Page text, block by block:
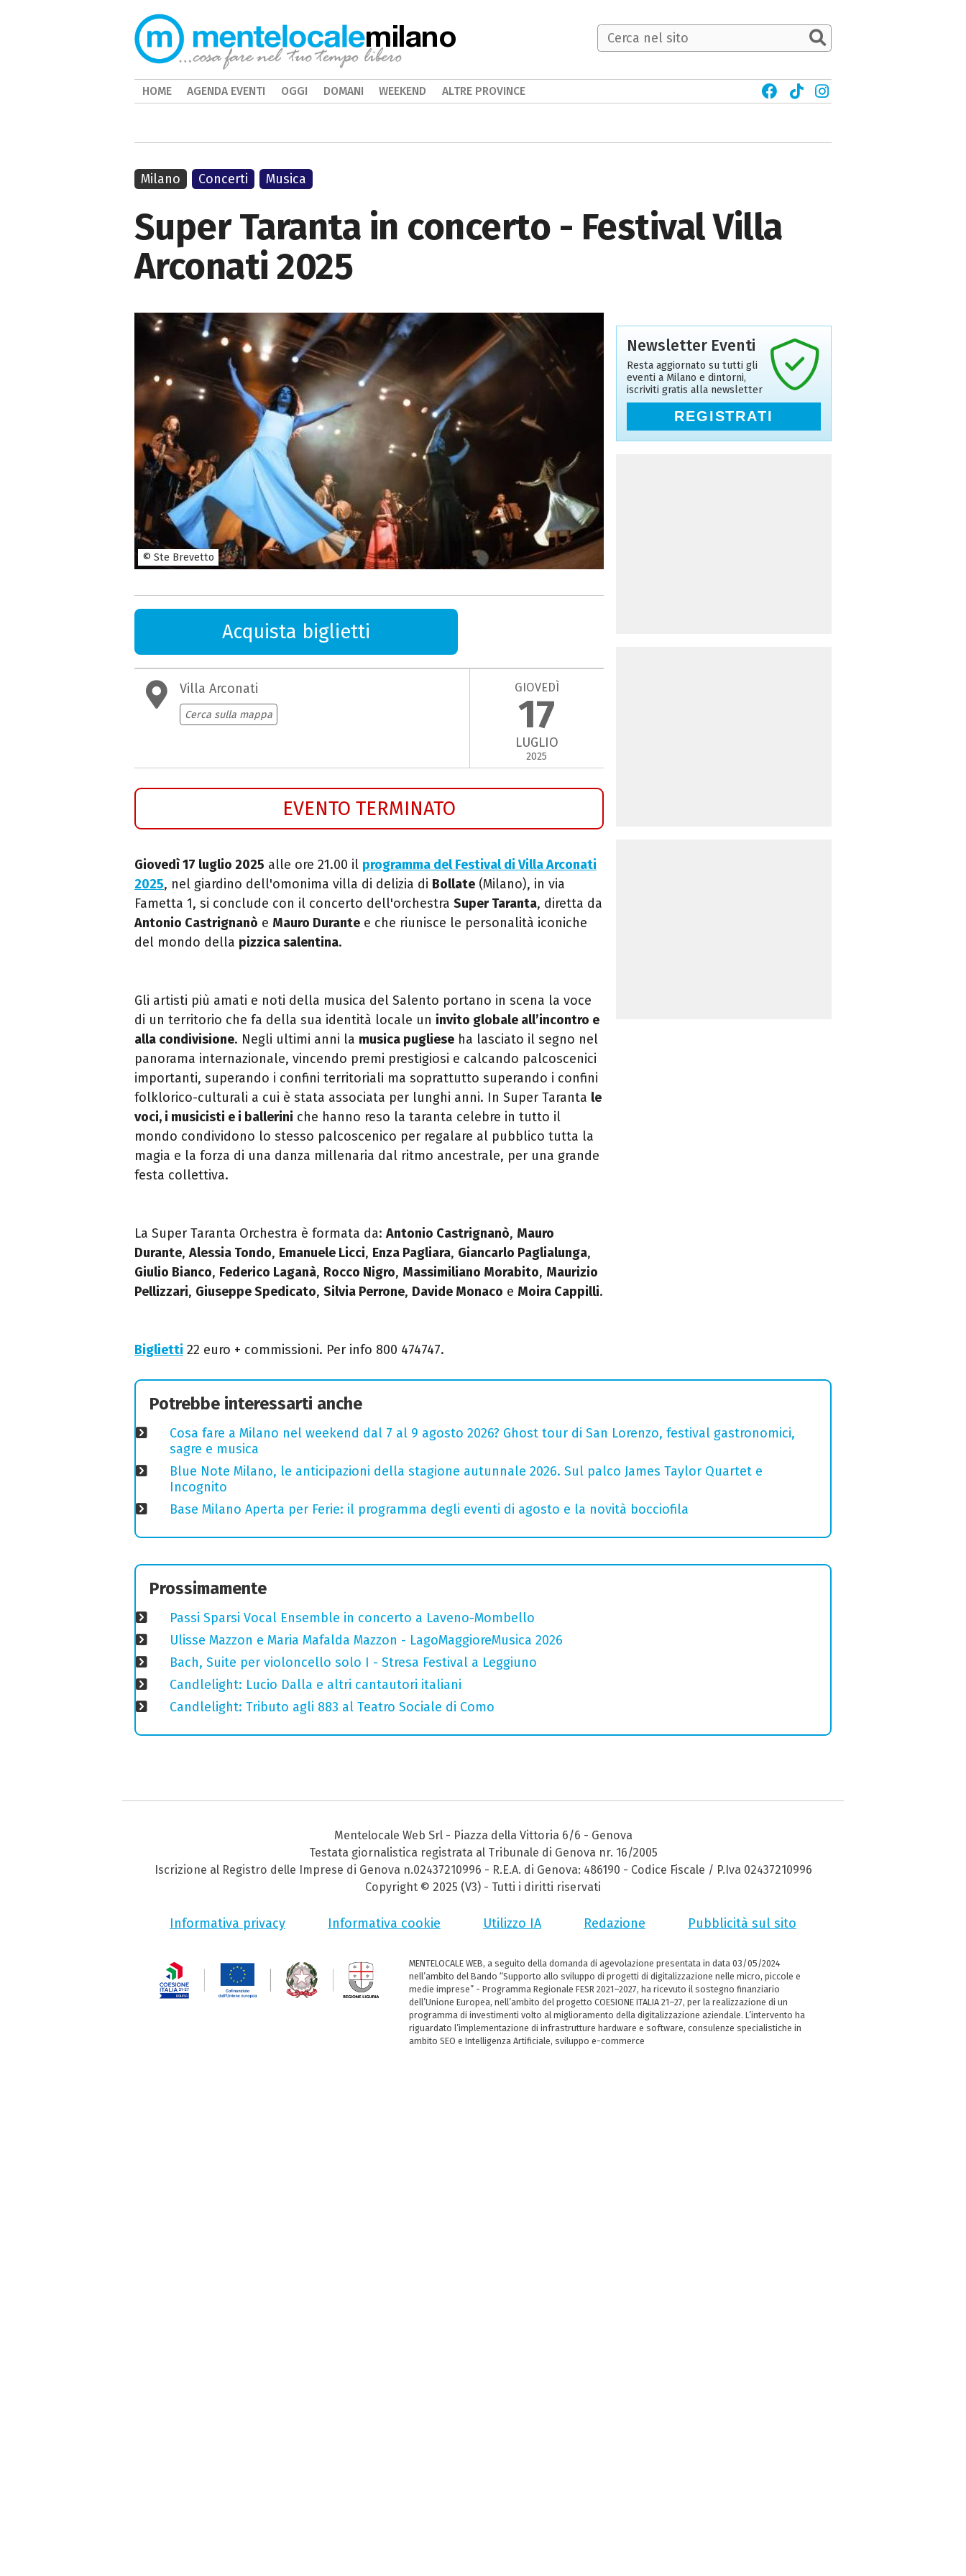
Super Taranta in concerto - Festival Villa
Arconati 2025
© Ste Brevetto
Acquista biglietti
Villa Arconati
Cerca sulla mappa
GIOVEDÌ
17
LUGLIO
2025
EVENTO TERMINATO
Giovedì 17 luglio 2025 alle ore 21.00 il programma del Festival di Villa Arconati
2025, nel giardino dell'omonima villa di delizia di Bollate (Milano), in via
Fametta 1, si conclude con il concerto dell'orchestra Super Taranta, diretta da
Antonio Castrignanò e Mauro Durante e che riunisce le personalità iconiche
del mondo della pizzica salentina.
Gli artisti più amati e noti della musica del Salento portano in scena la voce
di un territorio che fa della sua identità locale un invito globale all’incontro e
alla condivisione. Negli ultimi anni la musica pugliese ha lasciato il segno nel
panorama internazionale, vincendo premi prestigiosi e calcando palcoscenici
importanti, superando i confini territoriali ma soprattutto superando i confini
folklorico-culturali a cui è stata associata per lunghi anni. In Super Taranta le
voci, i musicisti e i ballerini che hanno reso la taranta celebre in tutto il
mondo condividono lo stesso palcoscenico per regalare al pubblico tutta la
magia e la forza di una danza millenaria dal ritmo ancestrale, per una grande
festa collettiva.
La Super Taranta Orchestra è formata da: Antonio Castrignanò, Mauro
Durante, Alessia Tondo, Emanuele Licci, Enza Pagliara, Giancarlo Paglialunga,
Giulio Bianco, Federico Laganà, Rocco Nigro, Massimiliano Morabito, Maurizio
Pellizzari, Giuseppe Spedicato, Silvia Perrone, Davide Monaco e Moira Cappilli.
Biglietti 22 euro + commissioni. Per info 800 474747.
Milano Concerti Musica
Newsletter Eventi
Resta aggiornato su tutti gli
eventi a Milano e dintorni,
iscriviti gratis alla newsletter
REGISTRATI
Potrebbe interessarti anche
Cosa fare a Milano nel weekend dal 7 al 9 agosto 2026? Ghost tour di San Lorenzo, festival gastronomici,
sagre e musica
Blue Note Milano, le anticipazioni della stagione autunnale 2026. Sul palco James Taylor Quartet e
Incognito
Base Milano Aperta per Ferie: il programma degli eventi di agosto e la novità bocciofila
Prossimamente
Passi Sparsi Vocal Ensemble in concerto a Laveno-Mombello
Ulisse Mazzon e Maria Mafalda Mazzon - LagoMaggioreMusica 2026
Bach, Suite per violoncello solo I - Stresa Festival a Leggiuno
Candlelight: Lucio Dalla e altri cantautori italiani
Candlelight: Tributo agli 883 al Teatro Sociale di Como
milano
HOME AGENDA EVENTI OGGI DOMANI WEEKEND ALTRE PROVINCE
Mentelocale Web Srl - Piazza della Vittoria 6/6 - Genova
Testata giornalistica registrata al Tribunale di Genova nr. 16/2005
Iscrizione al Registro delle Imprese di Genova n.02437210996 - R.E.A. di Genova: 486190 - Codice Fiscale / P.Iva 02437210996
Copyright © 2025 (V3) - Tutti i diritti riservati
Informativa privacy Informativa cookie Utilizzo IA Redazione Pubblicità sul sito
MENTELOCALE WEB, a seguito della domanda di agevolazione presentata in data 03/05/2024
nell’ambito del Bando “Supporto allo sviluppo di progetti di digitalizzazione nelle micro, piccole e
medie imprese” - Programma Regionale FESR 2021–2027, ha ricevuto il sostegno finanziario
dell’Unione Europea, nell’ambito del progetto COESIONE ITALIA 21–27, per la realizzazione di un
programma di investimenti volto al miglioramento della digitalizzazione aziendale. L’intervento ha
riguardato l’implementazione di infrastrutture hardware e software, consulenze specialistiche in
ambito SEO e Intelligenza Artificiale, sviluppo e-commerce